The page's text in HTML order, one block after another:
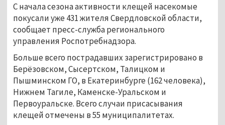
С начала сезона активности клещей насекомые
покусали уже 431 жителя Свердловской области,
сообщает пресс-служба регионального
управления Роспотребнадзора.
Больше всего пострадавших зарегистрировано в
Берёзовском, Сысертском, Талицком и
Пышминском ГО, в Екатеринбурге (162 человека),
Нижнем Тагиле, Каменске-Уральском и
Первоуральске. Всего случаи присасывания
клещей отмечены в 55 муниципалитетах.